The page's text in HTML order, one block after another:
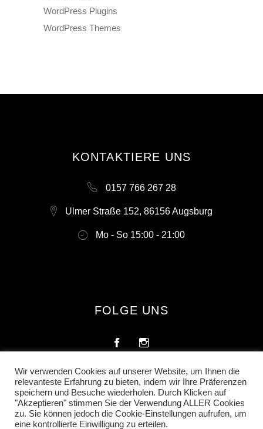
WordPress Plugins
WordPress Themes
KONTAKTIERE UNS
0157 766 267 28
Ulmer Straße 152, 86156 Augsburg
Mo - So 15:00 - 21:00
FOLGE UNS
RECHTLICHES
Wir verwenden Cookies auf unserer Website, um Ihnen die
relevanteste Erfahrung zu bieten, indem wir Ihre Präferenzen
speichern und Besuche wiederholen. Durch Klicken auf
"Akzeptieren" stimmen Sie der Verwendung ALLER Cookies
zu. Sie können jedoch die Cookie-Einstellungen aufrufen, um
eine kontrollierte Einwilligung zu erteilen.